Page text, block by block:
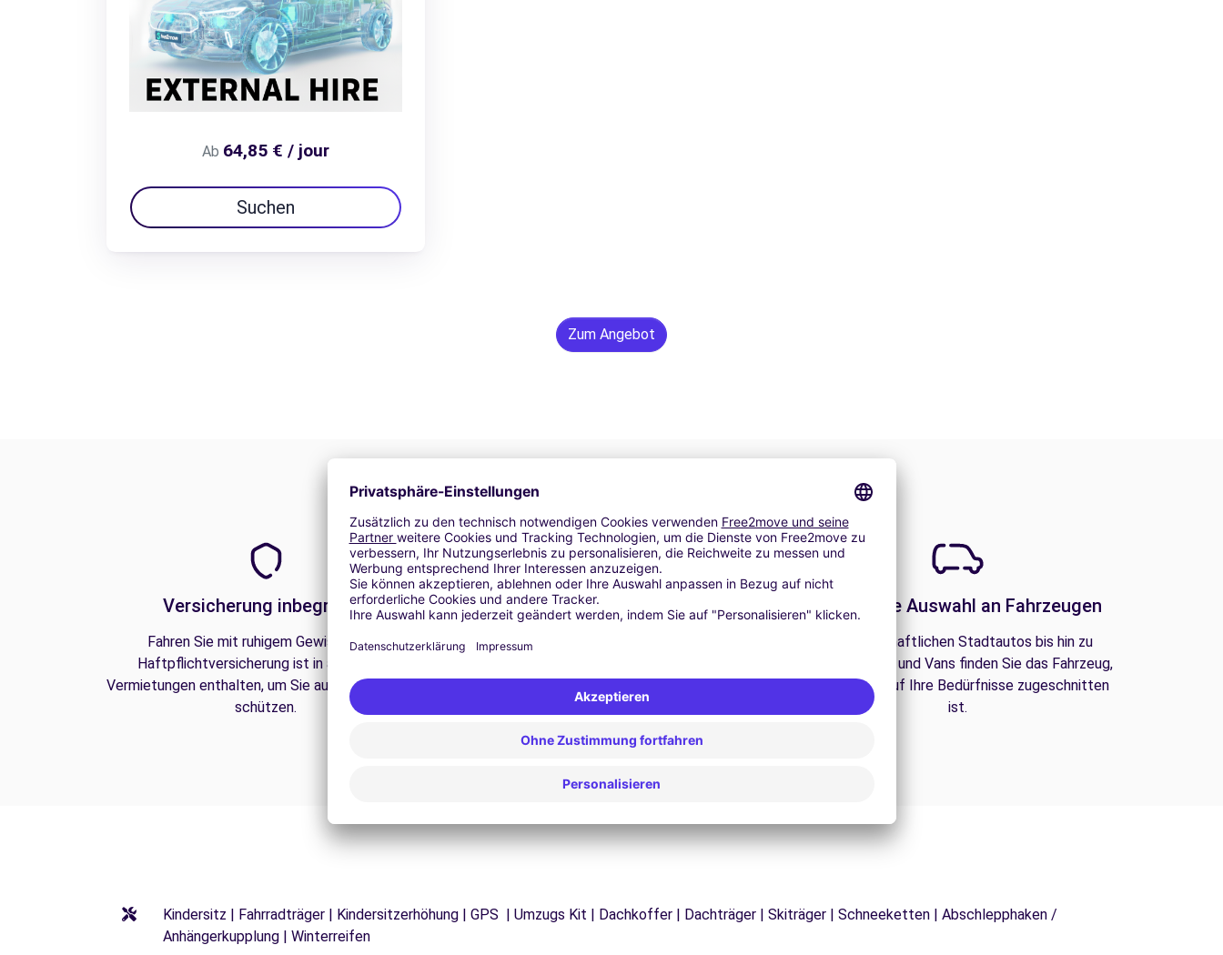
Ab 64,85 € / jour
Suchen
Zum Angebot
Versicherung inbegriffen
Fahren Sie mit ruhigem Gewissen. Die
Haftpflichtversicherung ist in all unseren
Vermietungen enthalten, um Sie auf der Straße zu
schützen.
24/7 Unterstützung
Probleme auf der Straße? Unser Support-Service
Eine große Auswahl an Fahrzeugen
Von wirtschaftlichen Stadtautos bis hin zu
Familien-SUVs und Vans finden Sie das Fahrzeug,
das perfekt auf Ihre Bedürfnisse zugeschnitten
ist.
Kindersitz | Fahrradträger | Kindersitzerhöhung | GPS | Umzugs Kit | Dachkoffer | Dachträger | Skiträger | Schneeketten | Abschlepphaken /
Anhängerkupplung | Winterreifen